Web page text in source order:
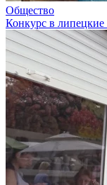
Общество
Конкурс в липецкие